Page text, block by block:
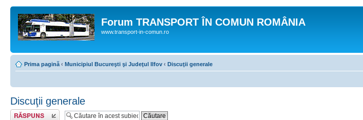
Forum TRANSPORT ÎN COMUN ROMÂNIA
www.transport-in-comun.ro
Prima pagină ‹ Municipiul Bucureşti şi Judeţul Ilfov ‹ Discuţii generale
Discuţii generale
Răspunde